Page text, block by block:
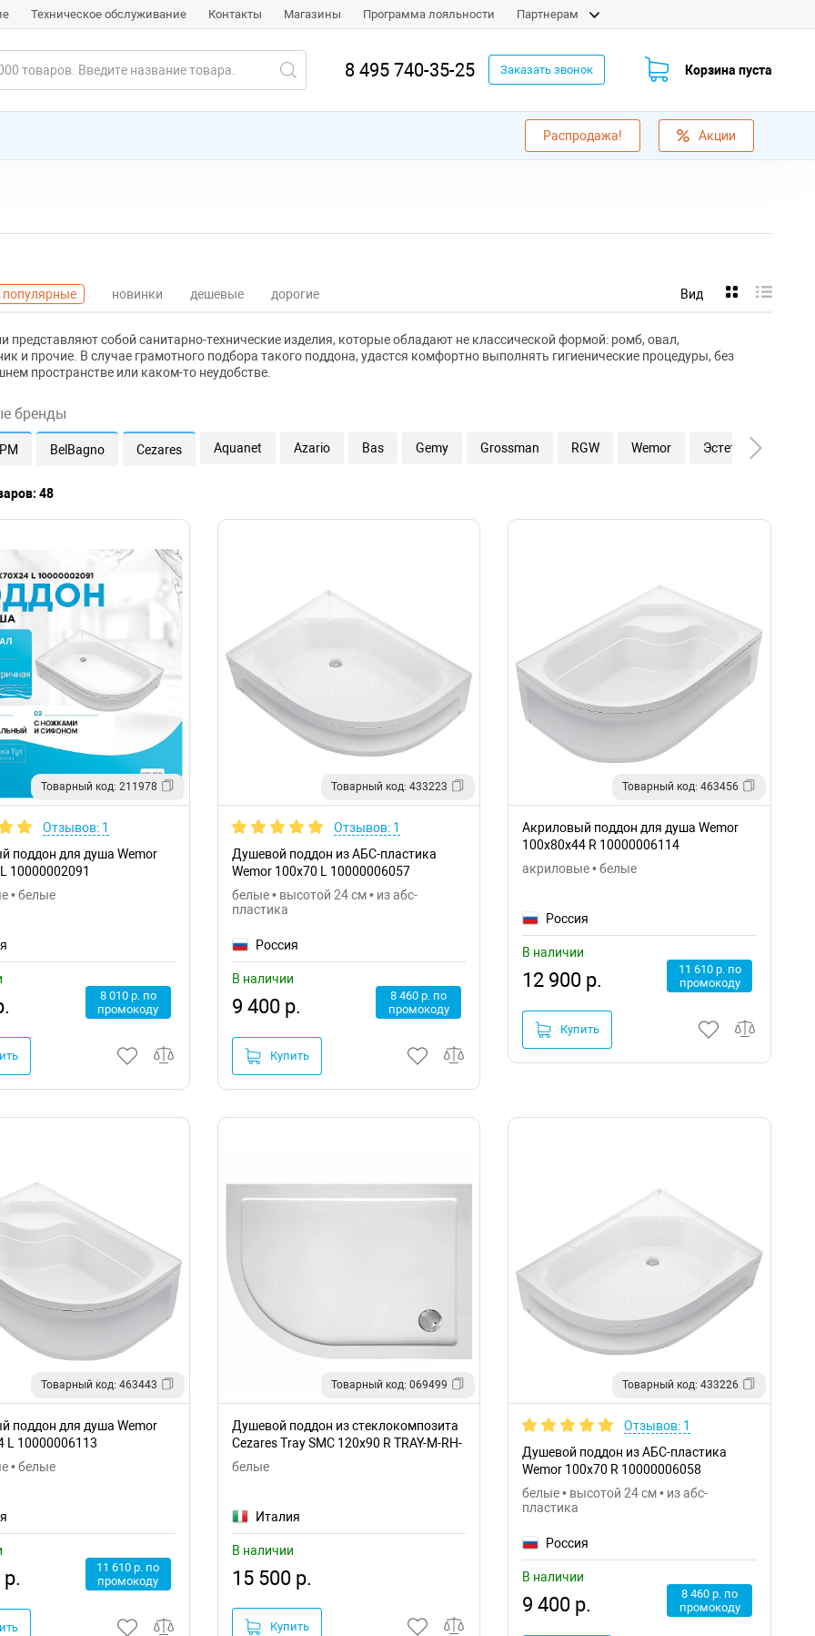
Техническое обслуживание Контакты Магазины Программа лояльности Партнерам
8 495 740-35-25 Заказать звонок Корзина пуста
Распродажа! Акции
популярные новинки дешевые дорогие Вид
представляют собой санитарно-технические изделия, которые обладают не классической формой: ромб, овал,
и прочие. В случае грамотного подбора такого поддона, удастся комфортно выполнять гигиенические процедуры, без
пространстве или каком-то неудобстве.
бренды
BelBagno Cezares Aquanet Azario Bas Gemy Grossman RGW Wemor Эстет
48
Товарный код: 211978
Отзывов: 1
поддон для душа Wemor
10000002091
• белые
8 010 р. по
промокоду
Товарный код: 433223
Отзывов: 1
Душевой поддон из АБС-пластика
Wemor 100x70 L 10000006057
белые • высотой 24 см • из абс-
пластика
Россия
В наличии
9 400 р.
8 460 р. по
промокоду
Купить
Товарный код: 463456
Акриловый поддон для душа Wemor
100x80x44 R 10000006114
акриловые • белые
Россия
В наличии
12 900 р.
11 610 р. по
промокоду
Купить
Товарный код: 463443
поддон для душа Wemor
L 10000006113
• белые
11 610 р. по
промокоду
Товарный код: 069499
Душевой поддон из стеклокомпозита
Cezares Tray SMC 120x90 R TRAY-M-RH-
120/90-550-35-W-R
белые
Италия
В наличии
15 500 р.
Купить
Товарный код: 433226
Отзывов: 1
Душевой поддон из АБС-пластика
Wemor 100x70 R 10000006058
белые • высотой 24 см • из абс-
пластика
Россия
В наличии
9 400 р.
8 460 р. по
промокоду